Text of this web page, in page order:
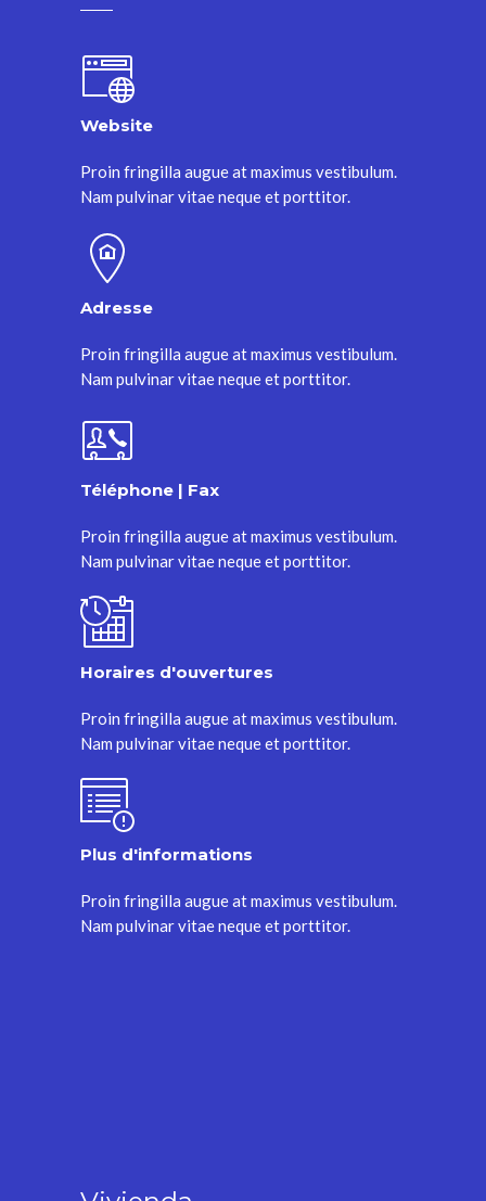
Website
Proin fringilla augue at maximus vestibulum.
Nam pulvinar vitae neque et porttitor.
Adresse
Proin fringilla augue at maximus vestibulum.
Nam pulvinar vitae neque et porttitor.
Téléphone | Fax
Proin fringilla augue at maximus vestibulum.
Nam pulvinar vitae neque et porttitor.
Horaires d'ouvertures
Proin fringilla augue at maximus vestibulum.
Nam pulvinar vitae neque et porttitor.
Plus d'informations
Proin fringilla augue at maximus vestibulum.
Nam pulvinar vitae neque et porttitor.